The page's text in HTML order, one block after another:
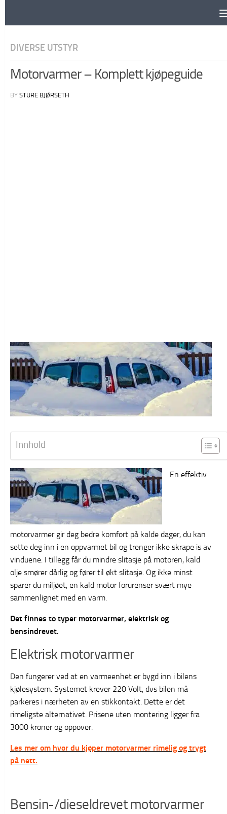
DIVERSE UTSTYR
Motorvarmer – Komplett kjøpeguide
BY STURE BJØRSETH
Innhold
En effektiv
motorvarmer gir deg bedre komfort på kalde dager, du kan
sette deg inn i en oppvarmet bil og trenger ikke skrape is av
vinduene. I tillegg får du mindre slitasje på motoren, kald
olje smører dårlig og fører til økt slitasje. Og ikke minst
sparer du miljøet, en kald motor forurenser svært mye
sammenlignet med en varm.
Det finnes to typer motorvarmer, elektrisk og
bensindrevet.
Elektrisk motorvarmer
Den fungerer ved at en varmeenhet er bygd inn i bilens
kjølesystem. Systemet krever 220 Volt, dvs bilen må
parkeres i nærheten av en stikkontakt. Dette er det
rimeligste alternativet. Prisene uten montering ligger fra
3000 kroner og oppover.
Les mer om hvor du kjøper motorvarmer rimelig og trygt
på nett.
Bensin-/dieseldrevet motorvarmer